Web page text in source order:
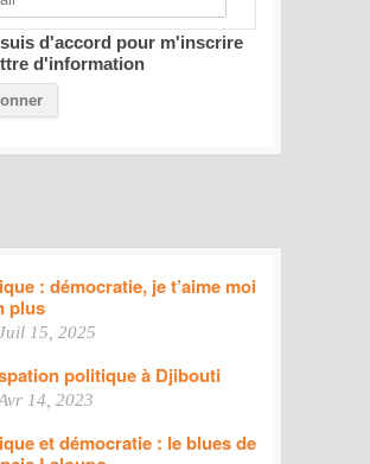
d'accord pour m'inscrire
d'information
: démocratie, je t’aime moi
plus
15, 2025
politique à Djibouti
14, 2023
et démocratie : le blues de